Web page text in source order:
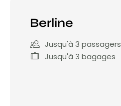
Berline
Jusqu'à 3 passagers
Jusqu'à 3 bagages